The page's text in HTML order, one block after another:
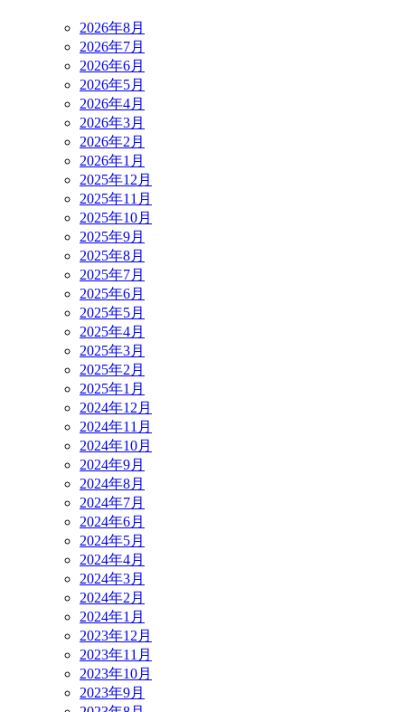
2026年8月
2026年7月
2026年6月
2026年5月
2026年4月
2026年3月
2026年2月
2026年1月
2025年12月
2025年11月
2025年10月
2025年9月
2025年8月
2025年7月
2025年6月
2025年5月
2025年4月
2025年3月
2025年2月
2025年1月
2024年12月
2024年11月
2024年10月
2024年9月
2024年8月
2024年7月
2024年6月
2024年5月
2024年4月
2024年3月
2024年2月
2024年1月
2023年12月
2023年11月
2023年10月
2023年9月